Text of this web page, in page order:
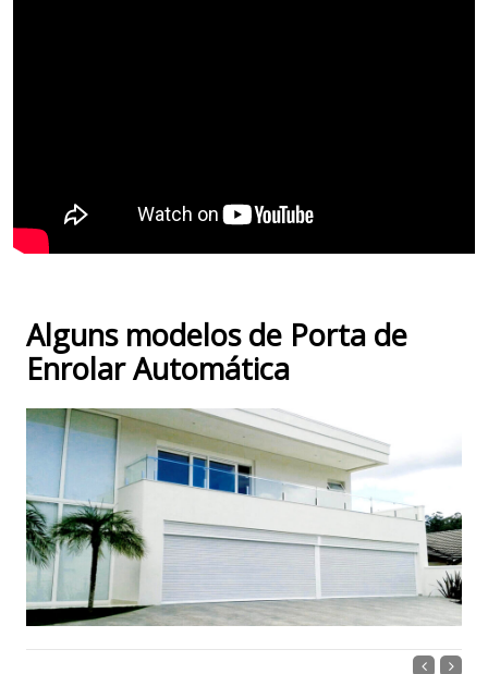
Alguns modelos de Porta de
Enrolar Automática